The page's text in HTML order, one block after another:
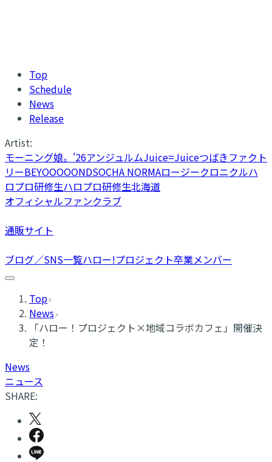
Top
Schedule
News
Release
Artist:
モーニング娘。'26アンジュルムJuice=Juiceつばきファクト
リーBEYOOOOONDSOCHA NORMAロージークロニクルハ
ロプロ研修生ハロプロ研修生北海道
オフィシャルファンクラブ
通販サイト
ブログ／SNS一覧ハロー!プロジェクト卒業メンバー
Top
News
「ハロー！プロジェクト×地域コラボカフェ」開催決
定！
News
ニュース
SHARE: